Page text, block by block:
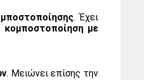
. Έχει
κομποστοποίηση με
. Μειώνει επίσης την